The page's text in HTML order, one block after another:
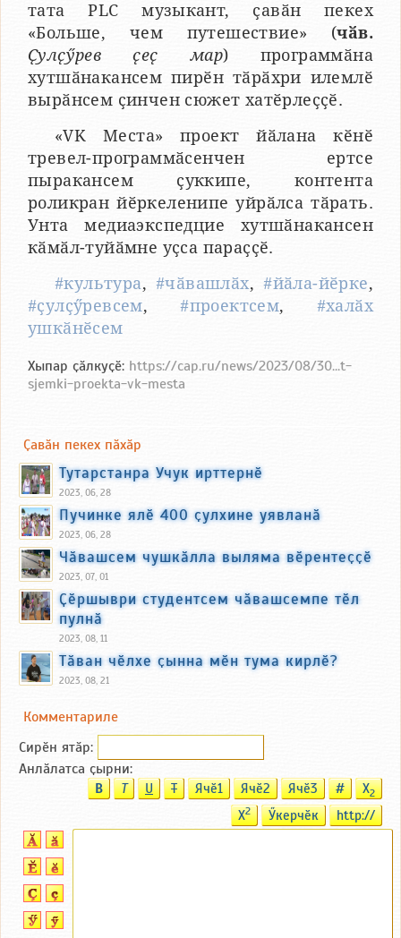
тата PLC музыкант, ҫавӑн пекех
«Больше, чем путешествие» (чӑв.
Ҫулҫӳрев ҫеҫ мар) программӑна
хутшӑнакансем пирӗн тӑрӑхри илемлӗ
вырӑнсем ҫинчен сюжет хатӗрлеҫҫӗ.
«VK Места» проект йӑлана кӗнӗ
тревел-программӑсенчен ертсе
пыракансем ҫуккипе, контента
роликран йӗркеленипе уйрӑлса тӑрать.
Унта медиаэкспедцие хутшӑнакансен
кӑмӑл-туйӑмне уҫса параҫҫӗ.
#культура,#чӑвашлӑх,#йӑла-йӗрке,
#ҫулҫӳревсем,#проектсем, #халӑх
ушкӑнӗсем
Хыпар ҫӑлкуҫӗ: https://cap.ru/news/2023/08/30...t-
sjemki-proekta-vk-mesta
Ҫавӑн пекех пӑхӑр
Тутарстанра Учук ирттернӗ
2023, 06, 28
Пучинке ялӗ 400 ҫулхине уявланӑ
2023, 06, 28
Чӑвашсем чушкӑлла выляма вӗрентеҫҫӗ
2023, 07, 01
Ҫӗршыври студентсем чӑвашсемпе тӗл
пулнӑ
2023, 08, 11
Тӑван чӗлхе ҫынна мӗн тума кирлӗ?
2023, 08, 21
Комментариле
Сирӗн ятӑp:
Анлӑлатса ҫырни:
B T U T Ячӗ1 Ячӗ2 Ячӗ3 # X2
X2 Ӳкерчӗк http://